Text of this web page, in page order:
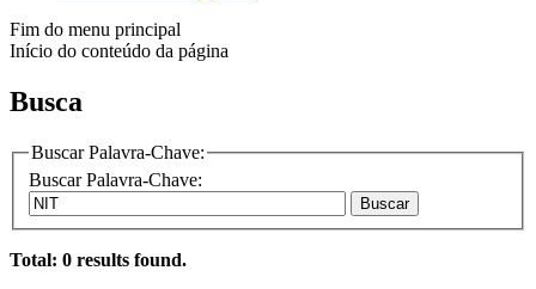
Fim do menu principal
Início do conteúdo da página
Busca
Buscar Palavra-Chave:
Buscar Palavra-Chave:
Buscar
Total: 0 results found.